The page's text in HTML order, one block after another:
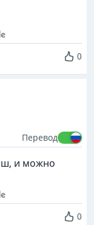
0
Перевод
и можно
0